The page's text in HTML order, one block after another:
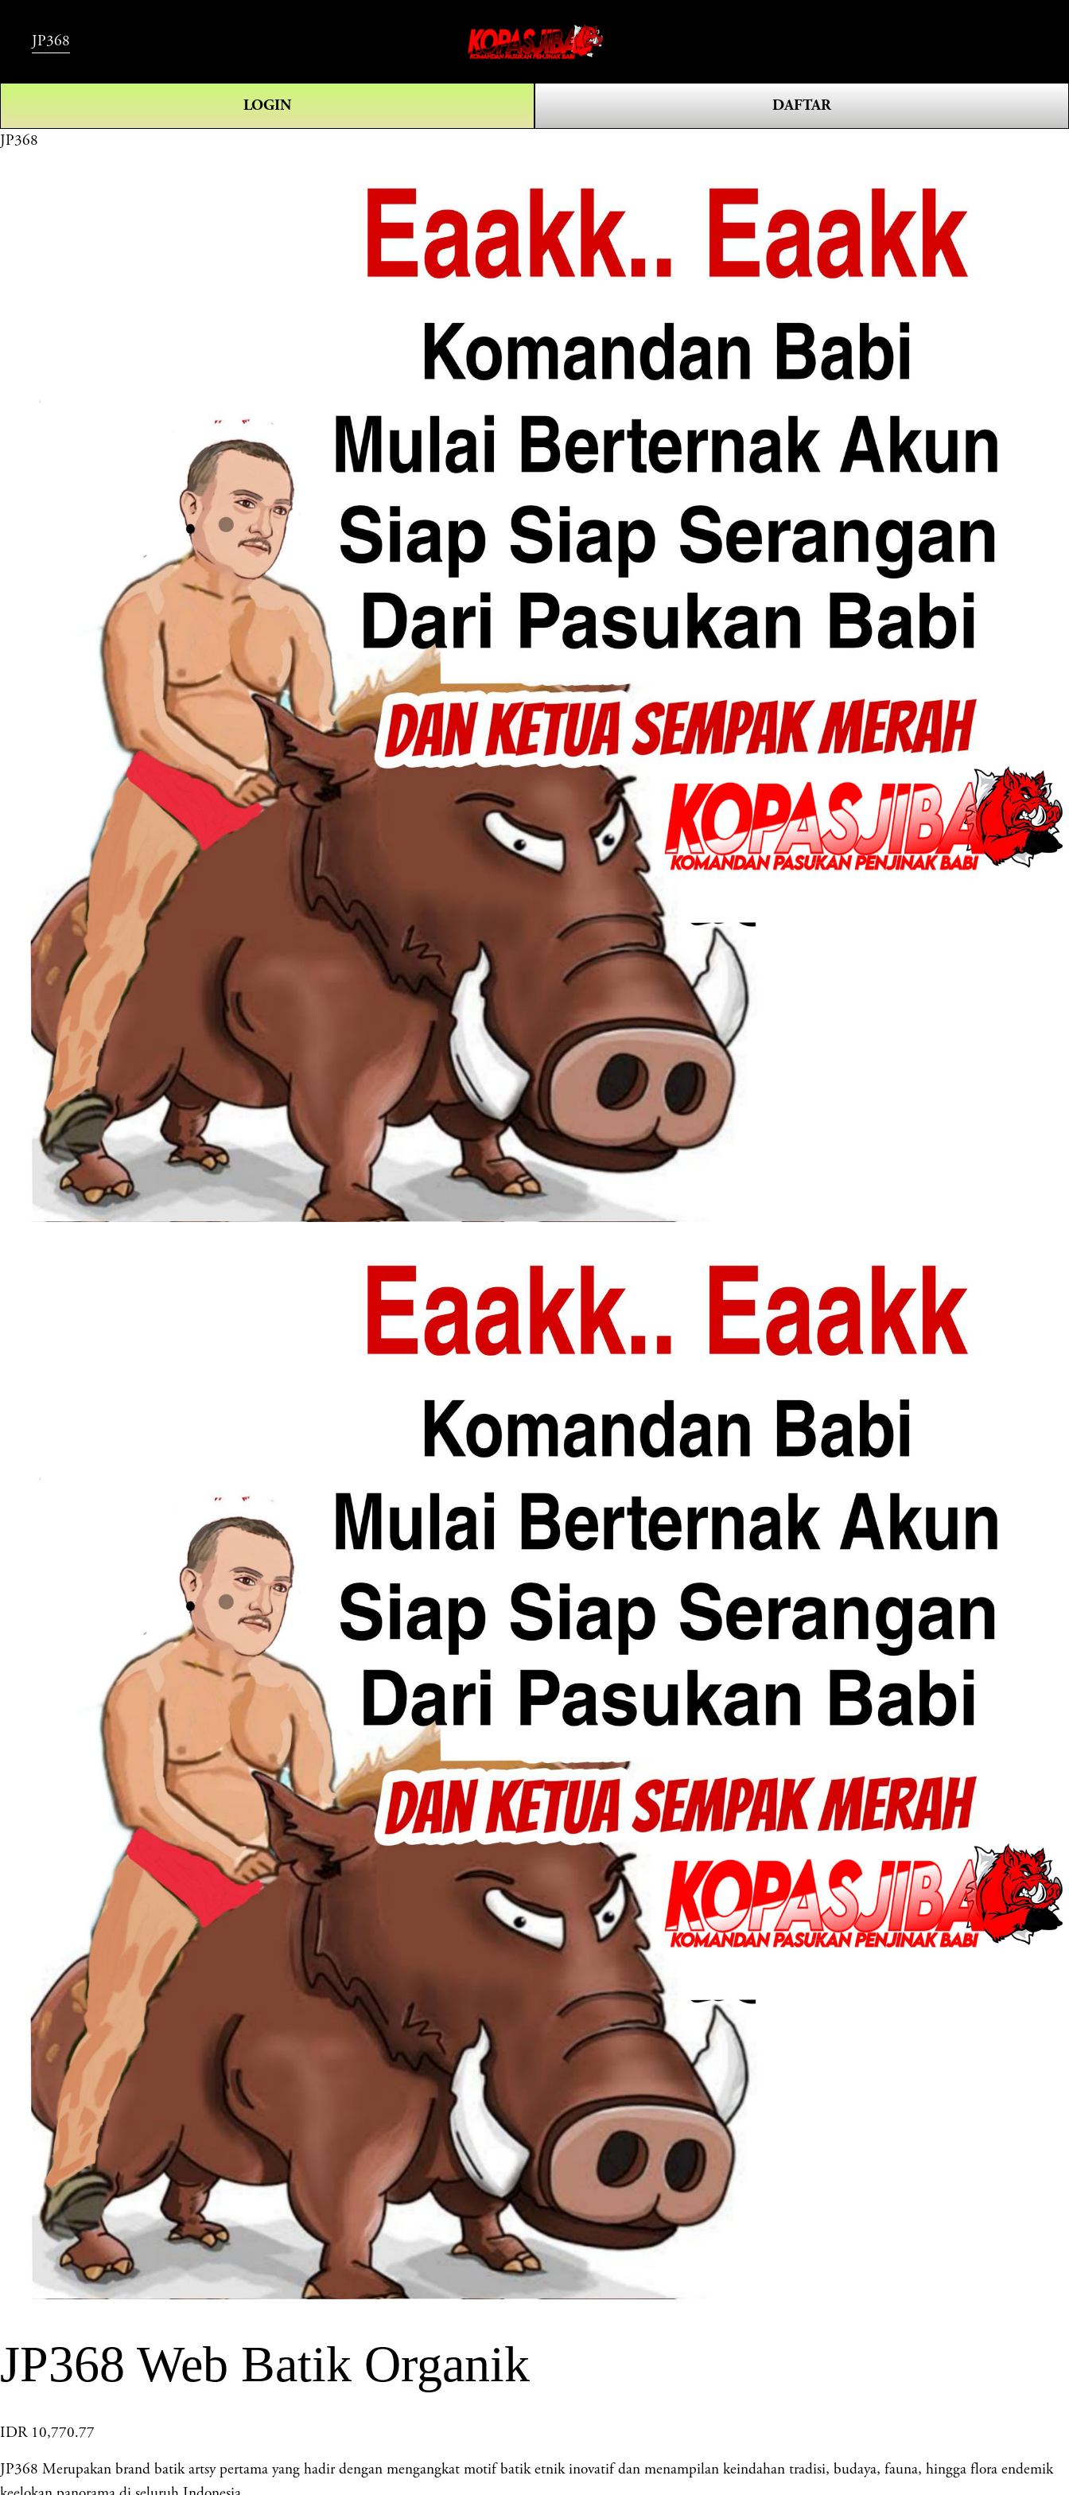
JP368
LOGIN DAFTAR
JP368
JP368 Web Batik Organik
IDR 10,770.77
JP368 Merupakan brand batik artsy pertama yang hadir dengan mengangkat motif batik etnik inovatif dan menampilan keindahan tradisi, budaya, fauna, hingga flora endemik